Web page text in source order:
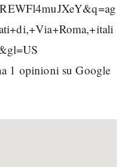
1 opinioni su Google